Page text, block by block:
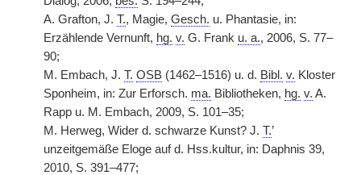
A. Grafton, J. T., Magie, Gesch. u. Phantasie, in:
Erzählende Vernunft, hg. v. G. Frank u. a., 2006, S. 77–
90;
M. Embach, J. T. OSB (1462–1516) u. d. Bibl. v. Kloster
Sponheim, in: Zur Erforsch. ma. Bibliotheken, hg. v. A.
Rapp u. M. Embach, 2009, S. 101–35;
M. Herweg, Wider d. schwarze Kunst? J. T.’
unzeitgemäße Eloge auf d. Hss.kultur, in: Daphnis 39,
2010, S. 391–477;